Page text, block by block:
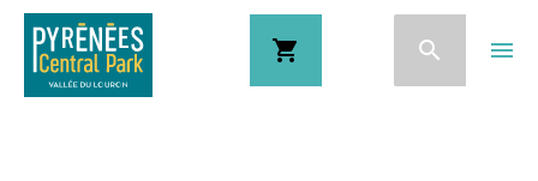
Skip
search menu
shopping_cart